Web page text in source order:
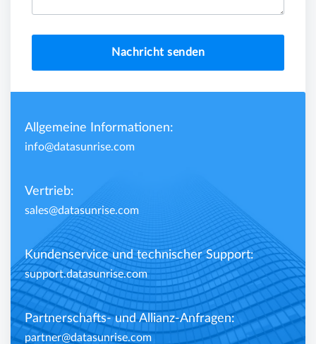
Nachricht senden
Allgemeine Informationen:
info@datasunrise.com
Vertrieb:
sales@datasunrise.com
Kundenservice und technischer Support:
support.datasunrise.com
Partnerschafts- und Allianz-Anfragen:
partner@datasunrise.com